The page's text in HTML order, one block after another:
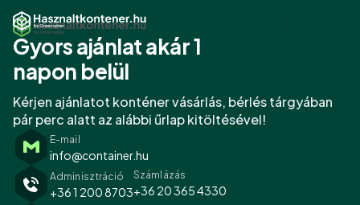
Lapraszerelt konténer
Konténer bérlés
Kapcsolat
Lapraszerelt konténer
Konténer bérlés
Kapcsolat
Gyors ajánlat akár 1
napon belül
Kérjen ajánlatot konténer vásárlás, bérlés tárgyában
pár perc alatt az alábbi űrlap kitöltésével!
E-mail
info@container.hu
Adminisztráció
+36 1 200 8703
Számlázás
+36 20 365 4330